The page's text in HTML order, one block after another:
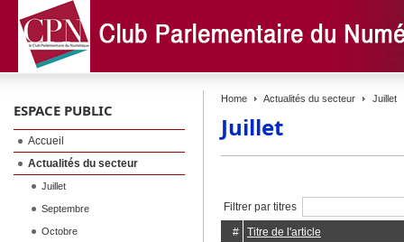
Home Actualités du secteur Juillet
Juillet
Filtrer par titres
#
Titre de l'article
ESPACE PUBLIC
Accueil
Actualités du secteur
Juillet
Septembre
Octobre